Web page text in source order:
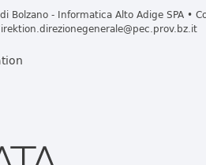
Bolzano - Informatica Alto Adige SPA •